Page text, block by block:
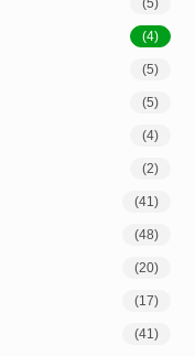
(5)
(4)
(5)
(5)
(4)
(2)
(41)
(48)
(20)
(17)
(41)